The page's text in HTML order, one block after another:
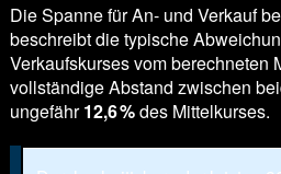
Die Spanne für An- und Verkauf
beschreibt die typische
Verkaufskurses vom berechneten
vollständige Abstand zwischen
ungefähr12,6 %des Mittelkurses.